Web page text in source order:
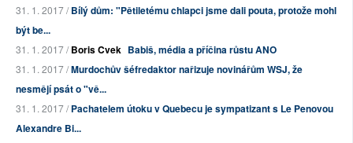
31. 1. 2017 /Bílý dům: "Pětiletému chlapci jsme dali pouta, protože mohl
být be...
31. 1. 2017 /Boris Cvek Babiš, média a příčina růstu ANO
31. 1. 2017 /Murdochův šéfredaktor nařizuje novinářům WSJ, že
nesmějí psát o "vě...
31. 1. 2017 /Pachatelem útoku v Quebecu je sympatizant s Le Penovou
Alexandre Bi...